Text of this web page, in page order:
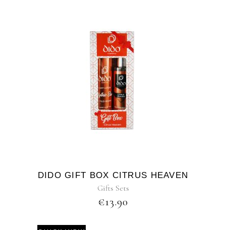
DIDO GIFT BOX CITRUS HEAVEN
Gifts Sets
€13.90